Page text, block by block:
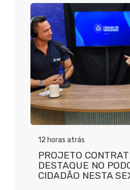
12 horas atrás
PROJETO
DESTAQUE NO
CIDADÃO NESTA